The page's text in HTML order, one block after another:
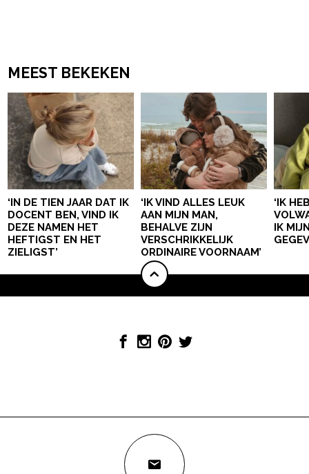
MEEST BEKEKEN
‘IN DE TIEN JAAR DAT IK
DOCENT BEN, VIND IK
DEZE NAMEN HET
HEFTIGST EN HET
ZIELIGST’
‘IK VIND ALLES LEUK
AAN MIJN MAN,
BEHALVE ZIJN
VERSCHRIKKELIJK
ORDINAIRE VOORNAAM’
‘IK
IK